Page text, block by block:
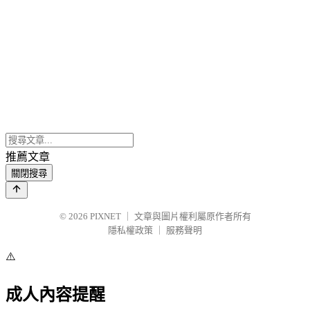
推薦文章
關閉搜尋
© 2026 PIXNET
文章與圖片權利屬原作者所有
隱私權政策
服務聲明
⚠️
成人內容提醒